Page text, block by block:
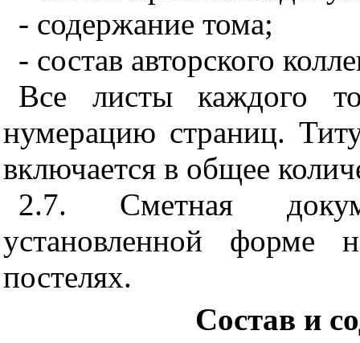
- содержание тома;
- состав авторского
Все листы каждого
нумерацию страниц.
включается в общее
2.7. Сметная
установленной форме
постелях.
Состав и